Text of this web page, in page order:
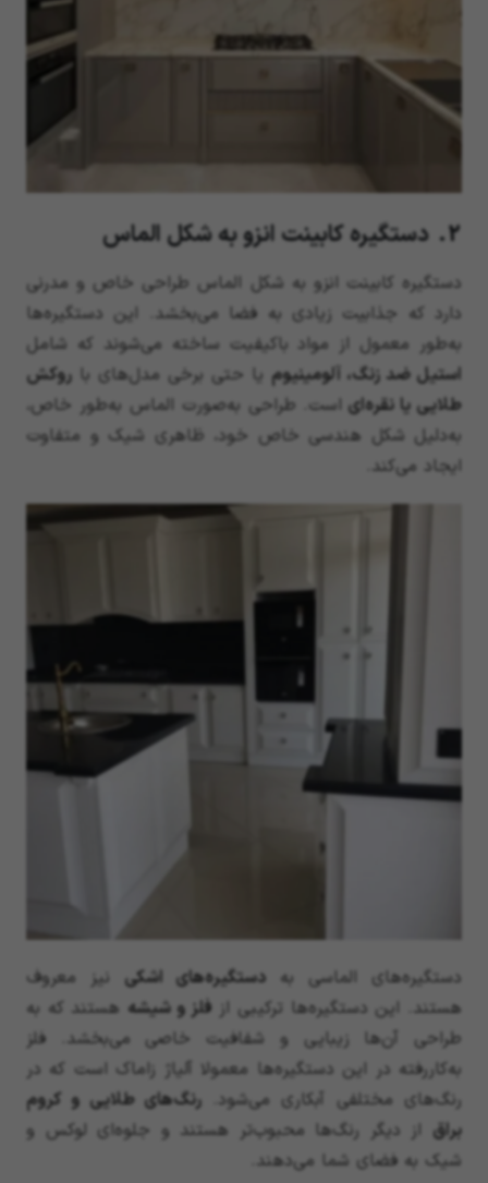
2. دستگیره کابینت انزو به شکل الماس
دستگیره کابینت انزو به شکل الماس طراحی خاص و مدرنی
دارد که جذابیت زیادی به فضا می‌بخشد. این دستگیره‌ها
به‌طور معمول از مواد باکیفیت ساخته می‌شوند که شامل
استیل ضد زنگ، آلومینیوم یا حتی برخی مدل‌های با روکش
طلایی یا نقره‌ای است. طراحی به‌صورت الماس به‌طور خاص،
به‌دلیل شکل هندسی خاص خود، ظاهری شیک و متفاوت
ایجاد می‌کند.
دستگیره‌های الماسی به دستگیره‌های اشکی نیز معروف
هستند. این دستگیره‌ها ترکیبی ازفلز و شیشه هستند که به
طراحی آن‌ها زیبایی و شفافیت خاصی می‌بخشد. فلز
به‌کاررفته در این دستگیره‌ها معمولا آلیاژ زاماک است که در
رنگ‌های مختلفی آبکاری می‌شود.رنگ‌های طلایی و کروم
براق از دیگر رنگ‌ها محبوب‌تر هستند و جلوه‌ای لوکس و
شیک به فضای شما می‌دهند.